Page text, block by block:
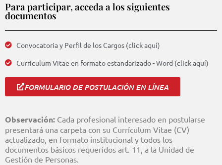
Para participar, acceda a los siguientes
documentos
Convocatoria y Perfil de los Cargos (click aquí)
Curriculum Vitae en formato estandarizado - Word (click aquí)
FORMULARIO DE POSTULACIÓN EN LÍNEA
Observación: Cada profesional interesado en postularse
presentará una carpeta con su Currículum Vitae (CV)
actualizado, en formato institucional y todos los
documentos básicos requeridos art. 11, a la Unidad de
Gestión de Personas.